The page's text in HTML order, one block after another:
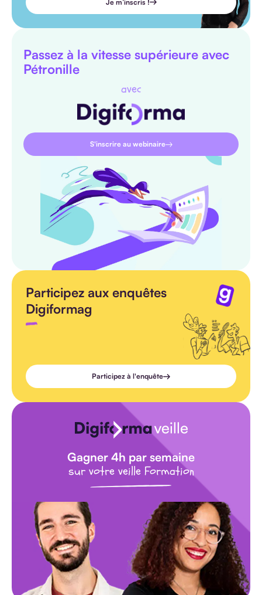
Je m’inscris !
Passez à la vitesse supérieure avec
Pétronille
avec
S'inscrire au webinaire
Participez aux enquêtes
Digiformag
Participez à l'enquête
Gagner 4h par semaine
sur votre veille Formation